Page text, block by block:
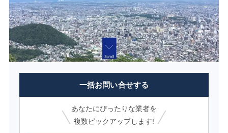
一括お問い合せする
あなたにぴったりな業者を
複数ピックアップします!